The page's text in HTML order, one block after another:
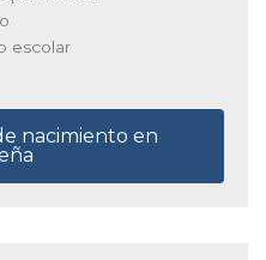
escolar
nacimiento en